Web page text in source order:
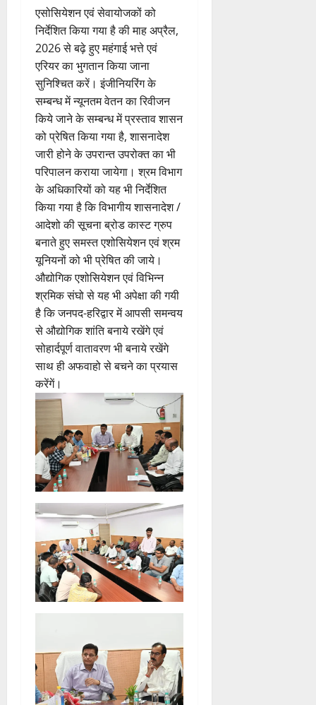
एसोसियेशन एवं सेवायोजकों को
निर्देशित किया गया है की माह अप्रैल,
2026 से बढ़े हुए महंगाई भत्ते एवं
एरियर का भुगतान किया जाना
सुनिश्चित करें। इंजीनियरिंग के
सम्बन्ध में न्यूनतम वेतन का रिवीजन
किये जाने के सम्बन्ध में प्रस्ताव शासन
को प्रेषित किया गया है, शासनादेश
जारी होने के उपरान्त उपरोक्त का भी
परिपालन कराया जायेगा। श्रम विभाग
के अधिकारियों को यह भी निर्देशित
किया गया है कि विभागीय शासनादेश /
आदेशो की सूचना ब्रोड कास्ट ग्रुप
बनाते हुए समस्त एशोसियेशन एवं श्रम
यूनियनों को भी प्रेषित की जाये।
औद्योगिक एशोसियेशन एवं विभिन्न
श्रमिक संघो से यह भी अपेक्षा की गयी
है कि जनपद-हरिद्वार में आपसी समन्वय
से औद्योगिक शांति बनाये रखेंगे एवं
सोहार्दपूर्ण वातावरण भी बनाये रखेंगे
साथ ही अफवाहो से बचने का प्रयास
करेंगें।